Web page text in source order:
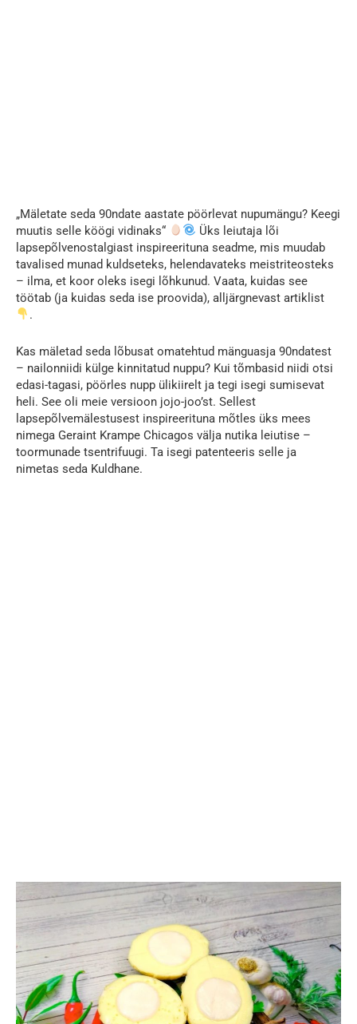
„Mäletate seda 90ndate aastate pöörlevat nupumängu? Keegi
muutis selle köögi vidinaks“
Üks leiutaja lõi
lapsepõlvenostalgiast inspireerituna seadme, mis muudab
tavalised munad kuldseteks, helendavateks meistriteosteks
– ilma, et koor oleks isegi lõhkunud. Vaata, kuidas see
töötab (ja kuidas seda ise proovida), alljärgnevast artiklist
.
Kas mäletad seda lõbusat omatehtud mänguasja 90ndatest
– nailonniidi külge kinnitatud nuppu? Kui tõmbasid niidi otsi
edasi-tagasi, pöörles nupp ülikiirelt ja tegi isegi sumisevat
heli. See oli meie versioon jojo-joo’st. Sellest
lapsepõlvemälestusest inspireerituna mõtles üks mees
nimega Geraint Krampe Chicagos välja nutika leiutise –
toormunade tsentrifuugi. Ta isegi patenteeris selle ja
nimetas seda Kuldhane.